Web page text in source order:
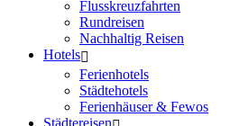
Flusskreuzfahrten
Rundreisen
Nachhaltig Reisen
Hotels
Ferienhotels
Städtehotels
Ferienhäuser & Fewos
Städtereisen